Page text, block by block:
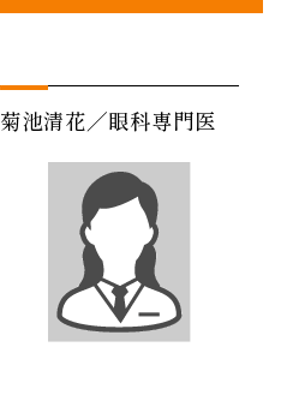
菊池清花／眼科専門医